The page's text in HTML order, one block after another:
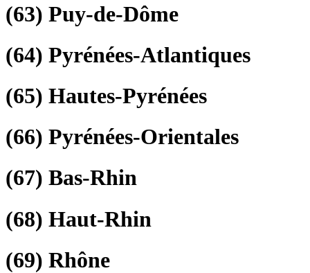
(63) Puy-de-Dôme
(64) Pyrénées-Atlantiques
(65) Hautes-Pyrénées
(66) Pyrénées-Orientales
(67) Bas-Rhin
(68) Haut-Rhin
(69) Rhône